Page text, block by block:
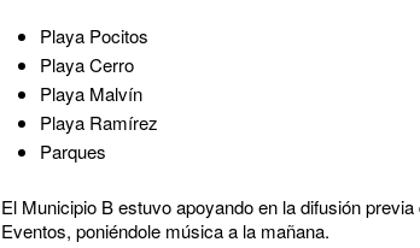
Playa Pocitos
Playa Cerro
Playa Malvín
Playa Ramírez
Parques
El Municipio B estuvo apoyando en la difusión
Eventos, poniéndole música a la mañana.